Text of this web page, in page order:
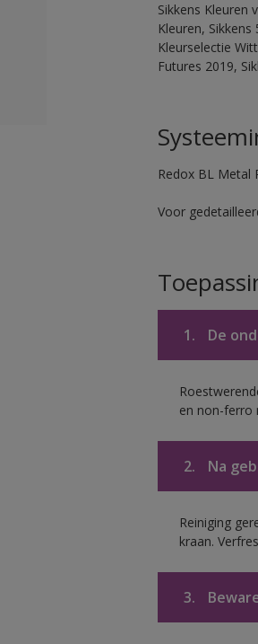
Sikkens Kleuren
Kleuren,
Kleurselectie
Futures 2019,
Redox BL Metal
Voor
1. De
en non-ferro
2. Na
Reiniging
kraan.
3.